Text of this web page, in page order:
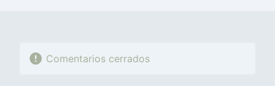
Comentarios cerrados